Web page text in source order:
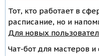
Тот, кто работает в
расписание, но и
Для новых
Чат-бот для мастеров